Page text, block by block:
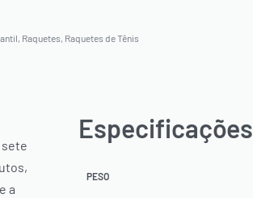
, Raquetes, Raquetes de Tênis
sete
a
Especificações
PESO